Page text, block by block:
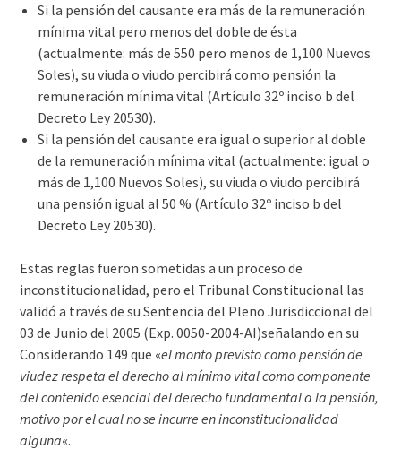
Si la pensión del causante era más de la remuneración
mínima vital pero menos del doble de ésta
(actualmente: más de 550 pero menos de 1,100 Nuevos
Soles), su viuda o viudo percibirá como pensión la
remuneración mínima vital (Artículo 32º inciso b del
Decreto Ley 20530).
Si la pensión del causante era igual o superior al doble
de la remuneración mínima vital (actualmente: igual o
más de 1,100 Nuevos Soles), su viuda o viudo percibirá
una pensión igual al 50 % (Artículo 32º inciso b del
Decreto Ley 20530).
Estas reglas fueron sometidas a un proceso de
inconstitucionalidad, pero el Tribunal Constitucional las
validó a través de su Sentencia del Pleno Jurisdiccional del
03 de Junio del 2005 (Exp. 0050-2004-AI)señalando en su
Considerando 149 que «el monto previsto como pensión de
viudez respeta el derecho al mínimo vital como componente
del contenido esencial del derecho fundamental a la pensión,
motivo por el cual no se incurre en inconstitucionalidad
alguna«.